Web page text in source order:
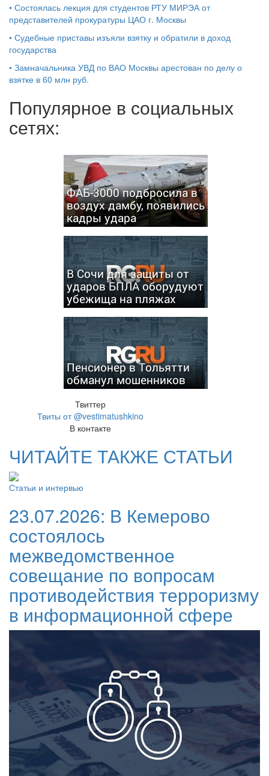
• Состоялась лекция для студентов РТУ МИРЭА от
представителей прокуратуры ЦАО г. Москвы
• Судебные приставы изъяли взятку и обратили в доход
государства
• Замначальника УВД по ВАО Москвы арестован по делу о
взятке в 60 млн руб.
Популярное в социальных
сетях:
ФАБ-3000 подбросила в
воздух дамбу, появились
кадры удара
В Сочи для защиты от
ударов БПЛА оборудуют
убежища на пляжах
Пенсионер в Тольятти
обманул мошенников
Твиттер
Твиты от @vestimatushkino
В контакте
ЧИТАЙТЕ ТАКЖЕ СТАТЬИ
Статьи и интервью
23.07.2026: В Кемерово
состоялось
межведомственное
совещание по вопросам
противодействия терроризму
в информационной сфере